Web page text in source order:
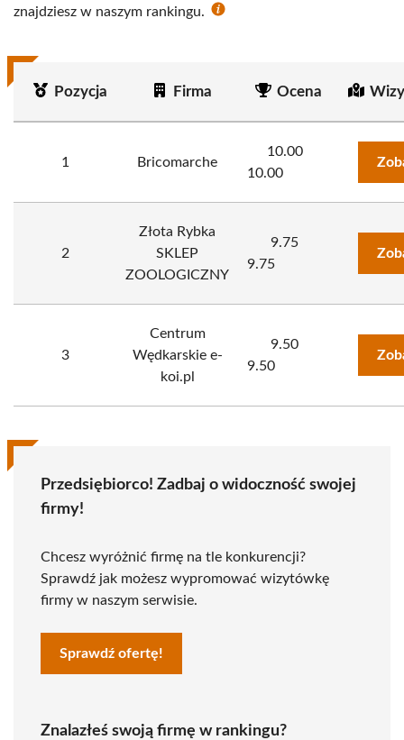
znajdziesz w naszym rankingu.
Pozycja Firma Ocena
1 Bricomarche
10.00
10.00
2
Złota Rybka
SKLEP
ZOOLOGICZNY
9.75
9.75
3
Centrum
Wędkarskie e-
koi.pl
9.50
9.50
Przedsiębiorco! Zadbaj o widoczność swojej
firmy!
Chcesz wyróżnić firmę na tle konkurencji?
Sprawdź jak możesz wypromować wizytówkę
firmy w naszym serwisie.
Sprawdź ofertę!
Znalazłeś swoją firmę w rankingu?